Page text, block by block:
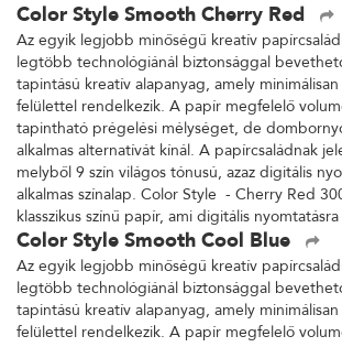
Color Style Smooth Cherry Red
Az egyik legjobb minőségű kreatív
legtöbb technológiánál biztonsággal
tapintású kreatív alapanyag, amely
felülettel rendelkezik. A papír megfelelő
tapintható prégelési mélységet, de
alkalmas alternatívát kínál. A papírcsaládnak
melyből 9 szín világos tónusú, azaz digitális
alkalmas színalap. Color Style - Cherry Red
klasszikus színű papír, ami digitális nyomtatásra
Color Style Smooth Cool Blue
Az egyik legjobb minőségű kreatív
legtöbb technológiánál biztonsággal
tapintású kreatív alapanyag, amely
felülettel rendelkezik. A papír megfelelő